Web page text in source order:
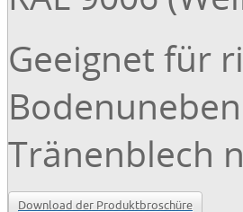
Geeignet für
Tränenblech
Download der Produktbroschüre